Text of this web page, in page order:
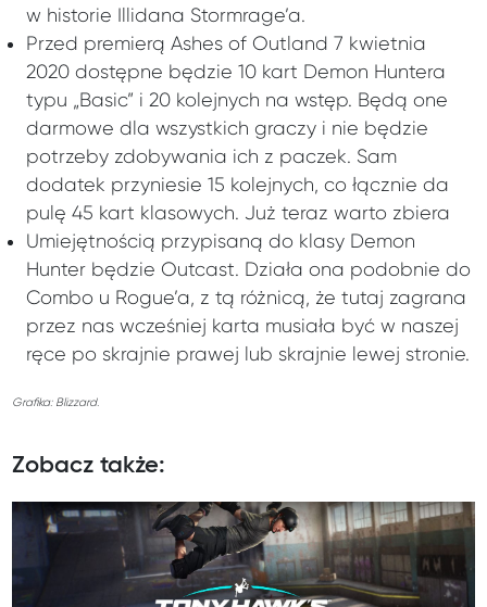
w historie Illidana Stormrage’a.
Przed premierą Ashes of Outland 7 kwietnia
2020 dostępne będzie 10 kart Demon Huntera
typu „Basic” i 20 kolejnych na wstęp. Będą one
darmowe dla wszystkich graczy i nie będzie
potrzeby zdobywania ich z paczek. Sam
dodatek przyniesie 15 kolejnych, co łącznie da
pulę 45 kart klasowych. Już teraz warto zbiera
Umiejętnością przypisaną do klasy Demon
Hunter będzie Outcast. Działa ona podobnie do
Combo u Rogue’a, z tą różnicą, że tutaj zagrana
przez nas wcześniej karta musiała być w naszej
ręce po skrajnie prawej lub skrajnie lewej stronie.
Grafika: Blizzard.
Zobacz także: